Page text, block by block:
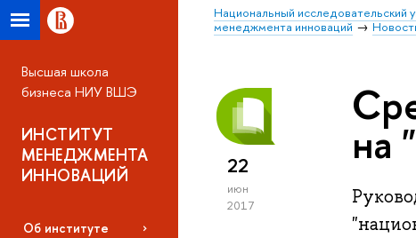
Национальный исследовательский
менеджмента инноваций
Высшая школа
бизнеса НИУ ВШЭ
ИНСТИТУТ
МЕНЕДЖМЕНТА
ИННОВАЦИЙ
Об институте
22
июн
2017
на